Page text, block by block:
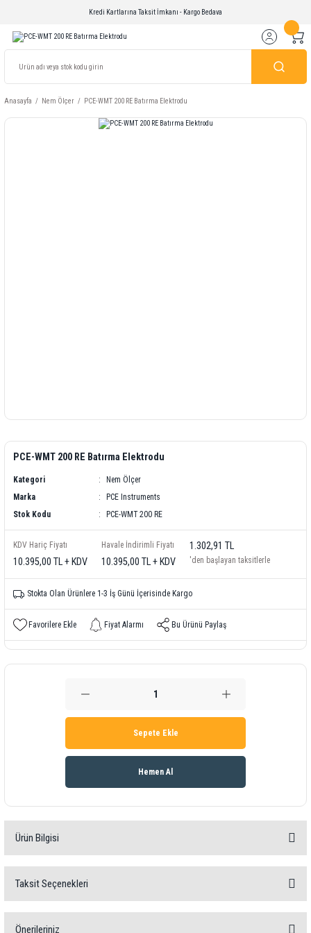
Kredi Kartlarına Taksit İmkanı - Kargo Bedava
Anasayfa Nem Ölçer PCE-WMT 200 RE Batırma Elektrodu
PCE-WMT 200 RE Batırma Elektrodu
Kategori
Nem Ölçer
Marka
PCE Instruments
Stok Kodu
PCE-WMT 200 RE
KDV Hariç Fiyatı
10.395,00 TL + KDV
Havale İndirimli Fiyatı
10.395,00 TL + KDV
1.302,91 TL
'den başlayan taksitlerle
Stokta Olan Ürünlere 1-3 İş Günü İçerisinde Kargo
Fiyat Alarmı Bu Ürünü Paylaş
Sepete Ekle
Hemen Al
Ürün Bilgisi
lçüm prensibi: Elektriksel direnç ölçümü
Koruma: IP53
Taksit Seçenekleri
Önerileriniz